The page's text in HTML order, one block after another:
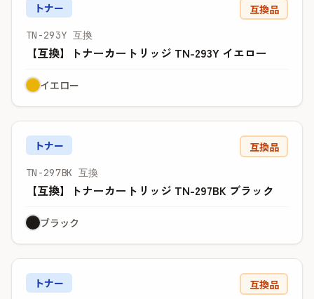
トナー 互換品
TN-293Y 互換
【互換】トナーカートリッジ TN-293Y イエロー
イエロー
トナー 互換品
TN-297BK 互換
【互換】トナーカートリッジ TN-297BK ブラック
ブラック
トナー 互換品